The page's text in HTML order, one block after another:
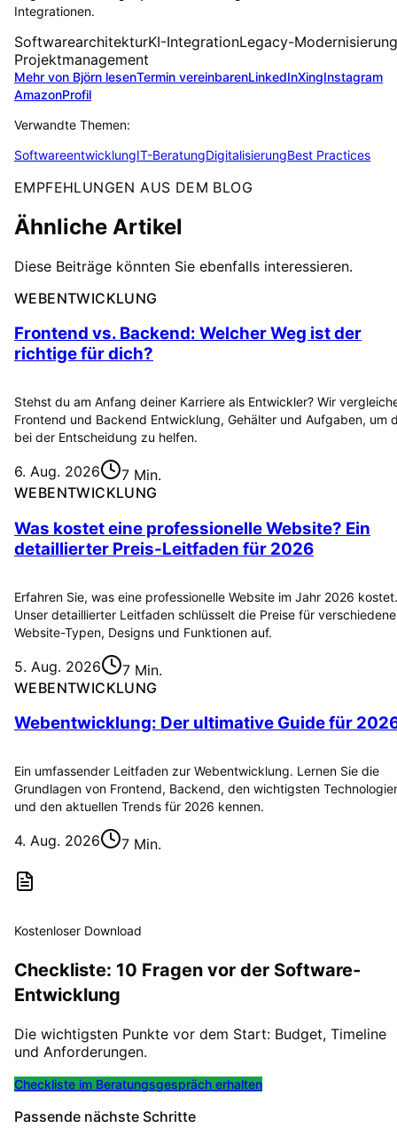
Integrationen.
SoftwarearchitekturKI-IntegrationLegacy-Modernisierung
Projektmanagement
Mehr von Björn lesenTermin vereinbarenLinkedInXingInstagram
AmazonProfil
Verwandte Themen:
SoftwareentwicklungIT-BeratungDigitalisierungBest Practices
EMPFEHLUNGEN AUS DEM BLOG
Ähnliche Artikel
Diese Beiträge könnten Sie ebenfalls interessieren.
WEBENTWICKLUNG
Frontend vs. Backend: Welcher Weg ist der
richtige für dich?
Stehst du am Anfang deiner Karriere als Entwickler? Wir
Frontend und Backend Entwicklung, Gehälter und Aufgaben, um
bei der Entscheidung zu helfen.
6. Aug. 2026
7 Min.
WEBENTWICKLUNG
Was kostet eine professionelle Website? Ein
detaillierter Preis-Leitfaden für 2026
Erfahren Sie, was eine professionelle Website im Jahr 2026 kostet.
Unser detaillierter Leitfaden schlüsselt die Preise für verschiedene
Website-Typen, Designs und Funktionen auf.
5. Aug. 2026
7 Min.
WEBENTWICKLUNG
Webentwicklung: Der ultimative Guide für
Ein umfassender Leitfaden zur Webentwicklung. Lernen Sie die
Grundlagen von Frontend, Backend, den wichtigsten
und den aktuellen Trends für 2026 kennen.
4. Aug. 2026 7 Min.
Kostenloser Download
Checkliste: 10 Fragen vor der Software-
Entwicklung
Die wichtigsten Punkte vor dem Start: Budget, Timeline
und Anforderungen.
Checkliste im Beratungsgespräch erhalten
Passende nächste Schritte